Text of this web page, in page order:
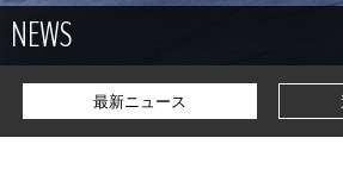
NEWS
最新ニュース